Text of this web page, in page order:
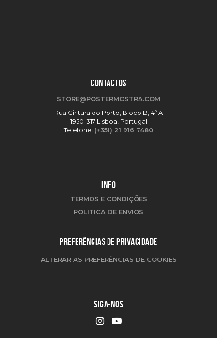
CONTACTOS
STORE@POSTERMOSTRA.COM
Rua Cintura do Porto, Bloco B, 4º A
1950-317 Lisboa, Portugal
Telefone: (+351) 21 916 7480
INFO
TERMOS E CONDIÇÕES
POLÍTICA DE ENVIOS
PREFERÊNCIAS DE PRIVACIDADE
ALTERAR AS PREFERÊNCIAS DE COOKIES
SIGA-NOS